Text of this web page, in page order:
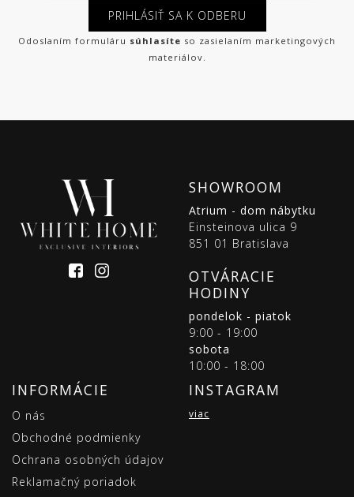
PRIHLÁSIŤ SA K ODBERU
Odoslaním formuláru súhlasíte so zasielaním marketingových
materiálov.
SHOWROOM
Atrium - dom nábytku
Einsteinova ulica 9
851 01 Bratislava
OTVÁRACIE
HODINY
pondelok - piatok
9:00 - 19:00
sobota
10:00 - 18:00
INFORMÁCIE
O nás
Obchodné podmienky
Ochrana osobných údajov
Reklamačný poriadok
INSTAGRAM
viac